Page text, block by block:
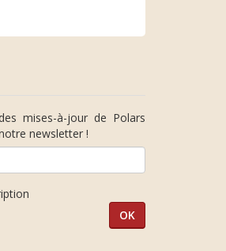
mises-à-jour de Polars
newsletter !